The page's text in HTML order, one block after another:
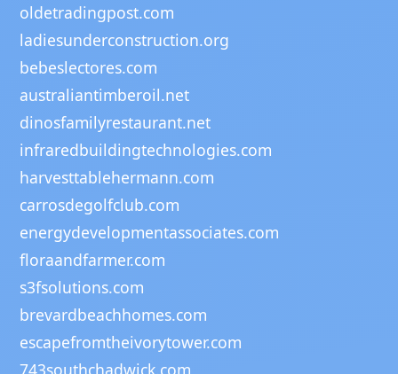
oldetradingpost.com
ladiesunderconstruction.org
bebeslectores.com
australiantimberoil.net
dinosfamilyrestaurant.net
infraredbuildingtechnologies.com
harvesttablehermann.com
carrosdegolfclub.com
energydevelopmentassociates.com
floraandfarmer.com
s3fsolutions.com
brevardbeachhomes.com
escapefromtheivorytower.com
743southchadwick.com